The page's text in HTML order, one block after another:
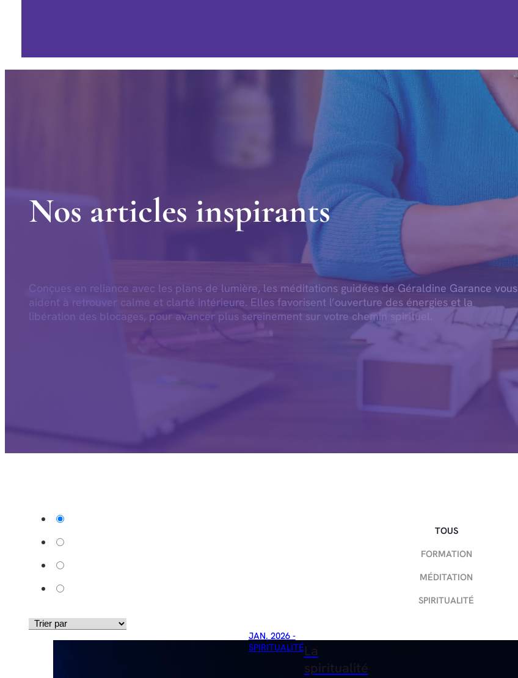
Nos articles inspirants
Conçues en reliance avec les plans de lumière, les méditations guidées de Géraldine Garance vous
aident à retrouver calme et clarté intérieure. Elles favorisent l’ouverture des énergies et la
libération des blocages, pour avancer plus sereinement sur votre chemin spirituel.
TOUS
FORMATION
MÉDITATION
SPIRITUALITÉ
JAN. 2026 -
SPIRITUALITÉLa
spiritualité